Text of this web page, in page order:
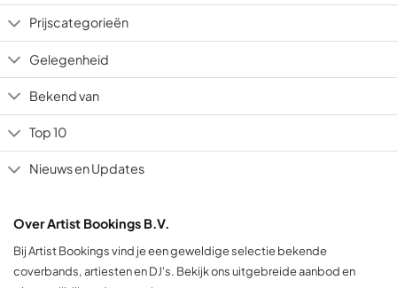
Prijscategorieën
Gelegenheid
Bekend van
Top 10
Nieuws en Updates
Over Artist Bookings B.V.
Bij Artist Bookings vind je een geweldige selectie bekende
coverbands, artiesten en DJ's. Bekijk ons uitgebreide aanbod en